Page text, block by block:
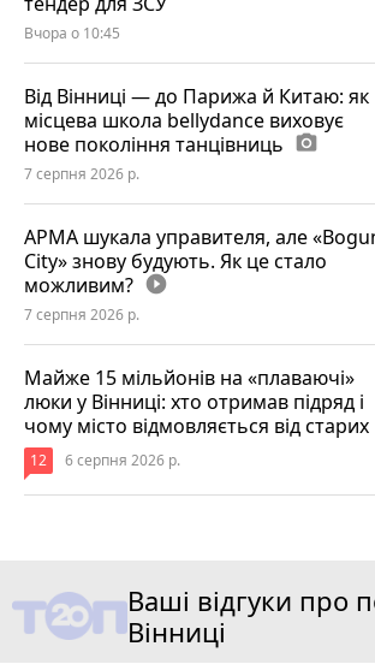
Вчора о 10:45
Від Вінниці — до Парижа й Китаю: як
місцева школа bellydance виховує
нове покоління танцівниць photo_camera
7 серпня 2026 р.
АРМА шукала управителя, але
City» знову будують. Як це стало
можливим? play_circle_filled
7 серпня 2026 р.
Майже 15 мільйонів на «плаваючі»
люки у Вінниці: хто отримав підряд і
чому місто відмовляється від старих
12 6 серпня 2026 р.
Ваші відгуки про
Вінниці